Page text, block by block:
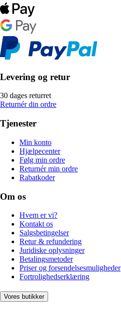
Levering og retur
30 dages returret
Returnér din ordre
Tjenester
Min konto
Hjælpecenter
Følg min ordre
Returnér min ordre
Rabatkoder
Om os
Hvem er vi?
Kontakt os
Salgsbetingelser
Retur & refundering
Juridiske oplysninger
Betalingsmetoder
Priser og forsendelsesmuligheder
Fortrolighedserklæring
Vores butikker